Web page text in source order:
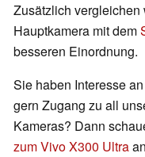
Zusätzlich
Hauptkamera mit dem
besseren Einordnung.
Sie haben Interesse
gern Zugang zu all
Kameras? Dann
zum Vivo X300 Ultra